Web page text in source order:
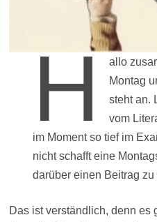
H
allo
Montag
steht an.
vom
im Moment so tief im
nicht schafft eine
darüber einen Beitrag zu
Das ist verständlich, denn es